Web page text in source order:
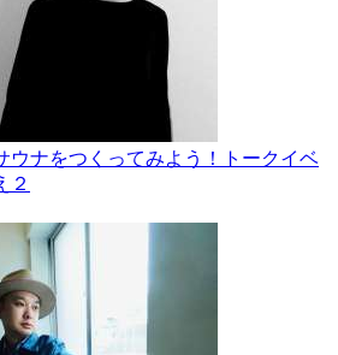
ウナをつくってみよう！トークイベ
２